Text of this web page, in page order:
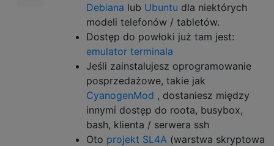
Debiana lub Ubuntu dla niektórych
modeli telefonów / tabletów.
Dostęp do powłoki już tam jest:
emulator terminala
Jeśli zainstalujesz oprogramowanie
posprzedażowe, takie jak
CyanogenMod , dostaniesz między
innymi dostęp do roota, busybox,
bash, klienta / serwera ssh
Oto projekt SL4A (warstwa skryptowa